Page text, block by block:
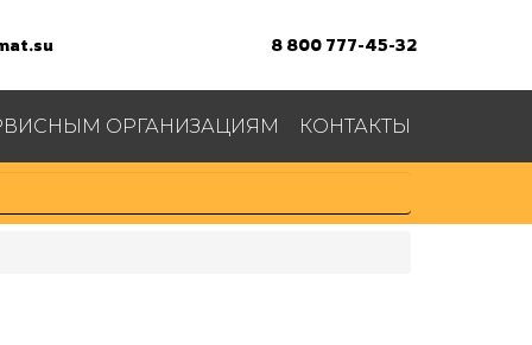
8 800 777-45-32
ОРГАНИЗАЦИЯМ КОНТАКТЫ